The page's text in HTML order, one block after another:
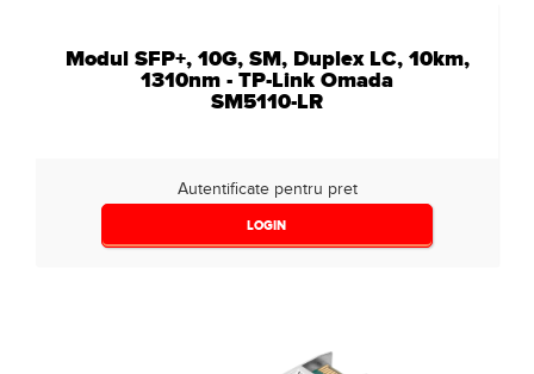
Modul SFP+, 10G, SM, Duplex LC, 10km,
1310nm - TP-Link Omada
SM5110-LR
Autentificate pentru pret
LOGIN